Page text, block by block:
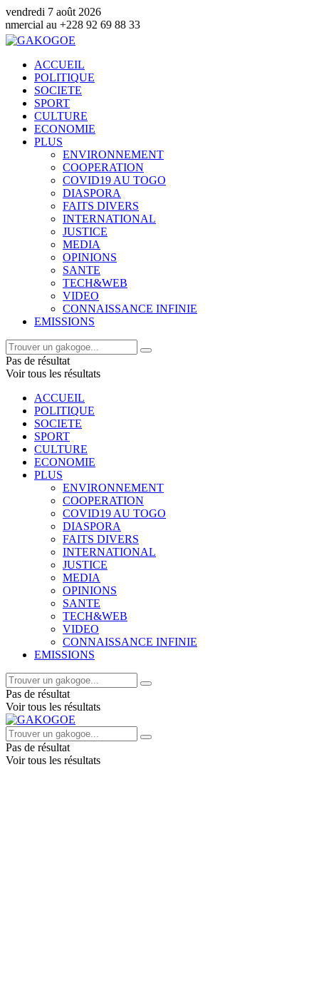
vendredi 7 août 2026
92 69 88 33
ACCUEIL
POLITIQUE
SOCIETE
SPORT
CULTURE
ECONOMIE
PLUS
ENVIRONNEMENT
COOPERATION
COVID19 AU TOGO
DIASPORA
FAITS DIVERS
INTERNATIONAL
JUSTICE
MEDIA
OPINIONS
SANTE
TECH&WEB
VIDEO
CONNAISSANCE INFINIE
EMISSIONS
Pas de résultat
Voir tous les résultats
ACCUEIL
POLITIQUE
SOCIETE
SPORT
CULTURE
ECONOMIE
PLUS
ENVIRONNEMENT
COOPERATION
COVID19 AU TOGO
DIASPORA
FAITS DIVERS
INTERNATIONAL
JUSTICE
MEDIA
OPINIONS
SANTE
TECH&WEB
VIDEO
CONNAISSANCE INFINIE
EMISSIONS
Pas de résultat
Voir tous les résultats
Pas de résultat
Voir tous les résultats